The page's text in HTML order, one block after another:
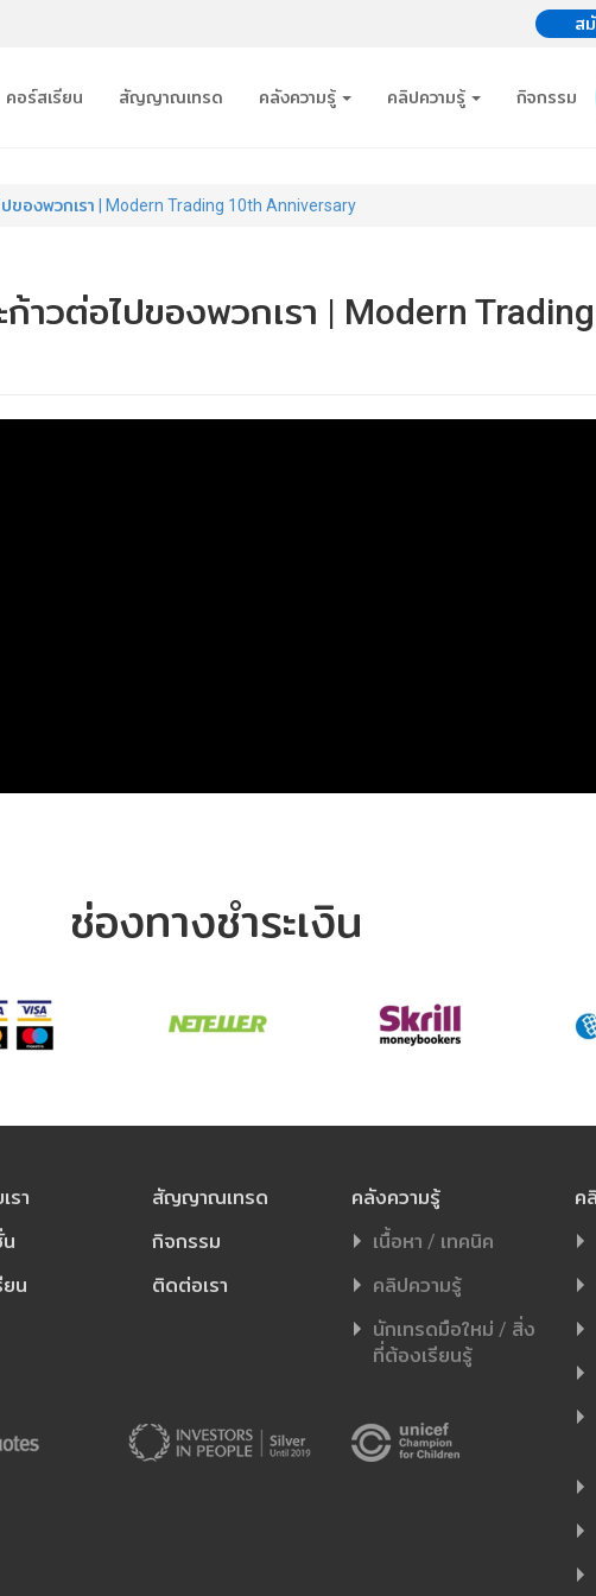
ส
คอร์สเรียน สัญญาณเทรด คลังความรู้ คลิปความรู้ กิจกรรม
ของพวกเรา | Modern Trading 10th Anniversary
าวต่อไปของพวกเรา | Modern
ช่องทางชำระเงิน
รา
น
ยน
สัญญาณเทรด
กิจกรรม
ติดต่อเรา
คลังความรู้
เนื้อหา / เทคนิค
คลิปความรู้
นักเทรดมือใหม่ / สิ่ง
ที่ต้องเรียนรู้
ค